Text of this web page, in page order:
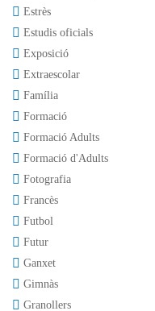
Estrès
Estudis oficials
Exposició
Extraescolar
Família
Formació
Formació Adults
Formació d'Adults
Fotografia
Francès
Futbol
Futur
Ganxet
Gimnàs
Granollers